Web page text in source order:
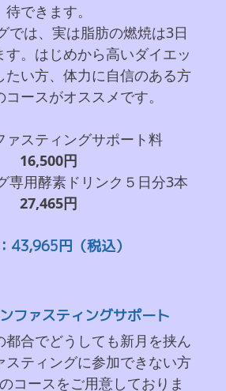
待できます。
では、実は脂肪の燃焼は3日
す。はじめから高いダイエッ
たい方、体力に自信のある方
ースがオススメです。
ァスティングサポート料
16,500円
専用酵素ドリンク５日分3本
27,465円
43,965円（税込）
ファスティングサポート
都合でどうしても新月を挟ん
スティングに参加できない方
コースをご用意しておりま